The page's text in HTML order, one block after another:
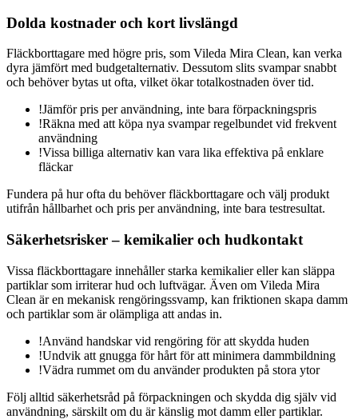
Dolda kostnader och kort livslängd
Fläckborttagare med högre pris, som Vileda Mira Clean, kan verka
dyra jämfört med budgetalternativ. Dessutom slits svampar snabbt
och behöver bytas ut ofta, vilket ökar totalkostnaden över tid.
!Jämför pris per användning, inte bara förpackningspris
!Räkna med att köpa nya svampar regelbundet vid frekvent
användning
!Vissa billiga alternativ kan vara lika effektiva på enklare
fläckar
Fundera på hur ofta du behöver fläckborttagare och välj produkt
utifrån hållbarhet och pris per användning, inte bara testresultat.
Säkerhetsrisker – kemikalier och hudkontakt
Vissa fläckborttagare innehåller starka kemikalier eller kan släppa
partiklar som irriterar hud och luftvägar. Även om Vileda Mira
Clean är en mekanisk rengöringssvamp, kan friktionen skapa damm
och partiklar som är olämpliga att andas in.
!Använd handskar vid rengöring för att skydda huden
!Undvik att gnugga för hårt för att minimera dammbildning
!Vädra rummet om du använder produkten på stora ytor
Följ alltid säkerhetsråd på förpackningen och skydda dig själv vid
användning, särskilt om du är känslig mot damm eller partiklar.